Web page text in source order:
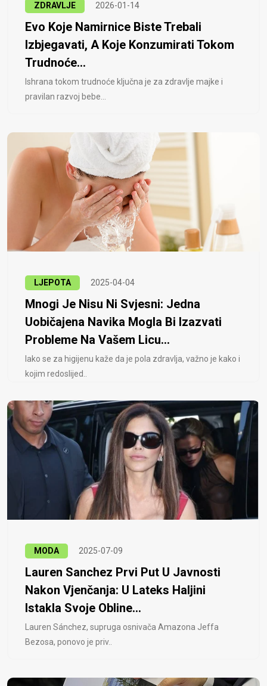
ZDRAVLJE 2026-01-14
Evo Koje Namirnice Biste Trebali
Izbjegavati, A Koje Konzumirati Tokom
Trudnoće...
Ishrana tokom trudnoće ključna je za zdravlje majke i
pravilan razvoj bebe...
LJEPOTA 2025-04-04
Mnogi Je Nisu Ni Svjesni: Jedna
Uobičajena Navika Mogla Bi Izazvati
Probleme Na Vašem Licu...
Iako se za higijenu kaže da je pola zdravlja, važno je kako i
kojim redoslijed..
MODA 2025-07-09
Lauren Sanchez Prvi Put U Javnosti
Nakon Vjenčanja: U Lateks Haljini
Istakla Svoje Obline...
Lauren Sánchez, supruga osnivača Amazona Jeffa
Bezosa, ponovo je priv..